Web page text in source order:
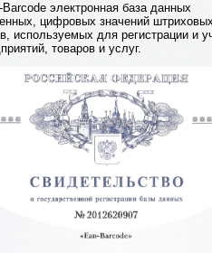
Barcode электронная база данных
цифровых значений
используемых для регистрации и
товаров и услуг.